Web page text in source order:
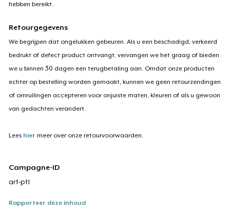
hebben bereikt.
Retourgegevens
We begrijpen dat ongelukken gebeuren. Als u een beschadigd, verkeerd
bedrukt of defect product ontvangt, vervangen we het graag of bieden
we u binnen 30 dagen een terugbetaling aan. Omdat onze producten
echter op bestelling worden gemaakt, kunnen we geen retourzendingen
of omruilingen accepteren voor onjuiste maten, kleuren of als u gewoon
van gedachten verandert.
Lees hier meer over onze retourvoorwaarden.
Campagne-ID
art-pt1
Rapporteer deze inhoud